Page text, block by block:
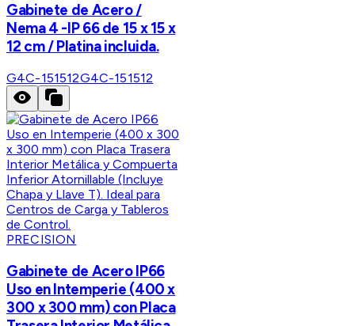
Gabinete de Acero /
Nema 4 -IP 66 de 15 x 15 x
12 cm / Platina incluida.
G4C-151512G4C-151512
PRECISION
Gabinete de Acero IP66
Uso en Intemperie (400 x
300 x 300 mm) con Placa